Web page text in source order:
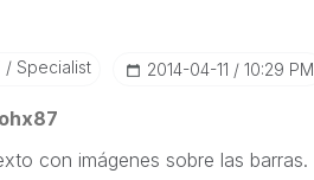
Specialist ‎2014-04-11 10:29 PM
con imágenes sobre las barras.